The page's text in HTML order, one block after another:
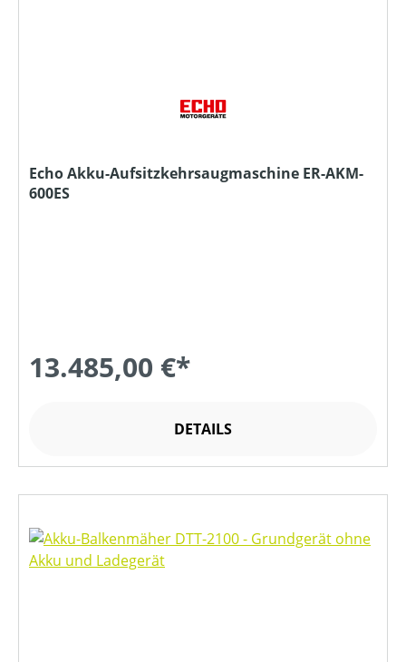
Echo Akku-Aufsitzkehrsaugmaschine ER-AKM-
600ES
13.485,00 €*
DETAILS